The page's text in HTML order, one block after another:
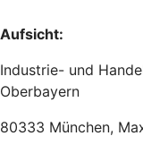
Aufsicht:
Industrie- und
Oberbayern
80333 München,